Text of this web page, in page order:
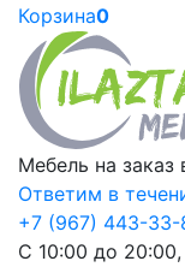
Корзина0
Мебель на заказ
Ответим в
+7 (967) 443-33-
С 10:00 до